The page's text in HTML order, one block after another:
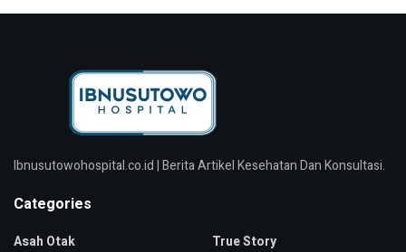
Ibnusutowohospital.co.id | Berita Artikel Kesehatan Dan Konsultasi.
Categories
Asah Otak
True Story